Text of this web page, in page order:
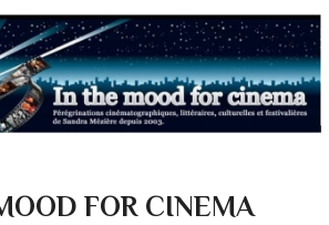
FOR CINEMA